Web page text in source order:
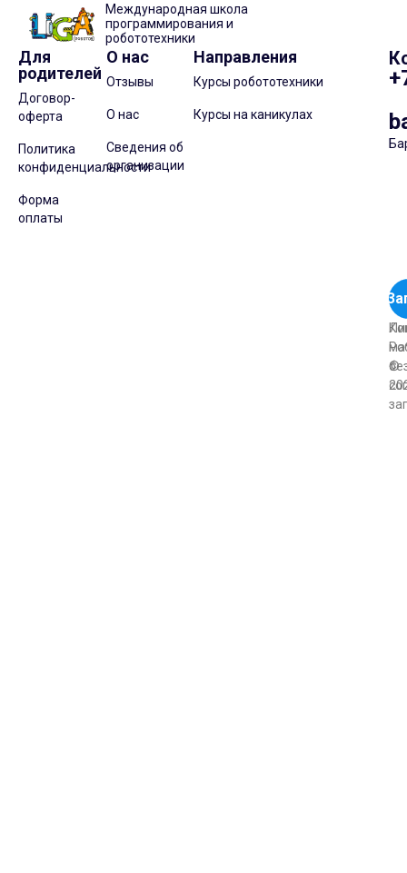
Международная школа
программирования и
робототехники
Для
родителей
Договор-
оферта
Политика
конфиденциальности
Форма
оплаты
О нас
Отзывы
О нас
Сведения об
организации
Направления
Курсы робототехники
Курсы на каникулах
©